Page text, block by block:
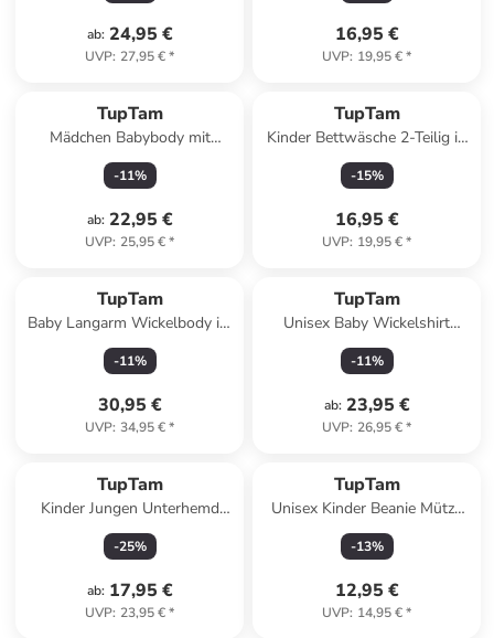
ab: 24,95 €
UVP: 27,95 €*
16,95 €
UVP: 19,95 €*
TupTam
Mädchen Babybody mit
Spagettiträger Sommer 5er
Pack in lila Modell 1
-11%
ab: 22,95 €
UVP: 25,95 €*
TupTam
Kinder Bettwäsche 2-Teilig in
rosa Modell 1
-15%
16,95 €
UVP: 19,95 €*
TupTam
Baby Langarm Wickelbody im
5er Set in blau/grau
-11%
30,95 €
UVP: 34,95 €*
TupTam
Unisex Baby Wickelshirt
Langarm 5er Pack in weiß
-11%
ab: 23,95 €
UVP: 26,95 €*
TupTam
Kinder Jungen Unterhemd
Kurzarm 5er Pack in schwarz
-25%
ab: 17,95 €
UVP: 23,95 €*
TupTam
Unisex Kinder Beanie Mütze
Schlauchschal Set in grün
-13%
12,95 €
UVP: 14,95 €*